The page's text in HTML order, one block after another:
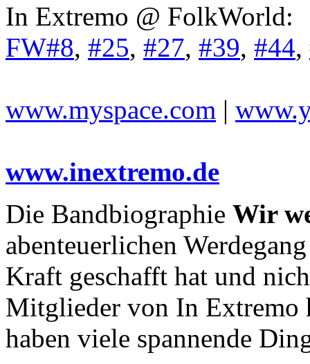
In Extremo @ FolkWorld:
FW#8, #25, #27, #39, #44,
www.myspace.com |
www.inextremo.de
Die Bandbiographie Wir
abenteuerlichen
Kraft geschafft hat und
Mitglieder von In Extremo
haben viele spannende